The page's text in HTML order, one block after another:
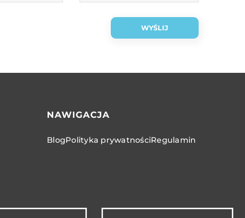
NAWIGACJA
BlogPolityka prywatnościRegulamin